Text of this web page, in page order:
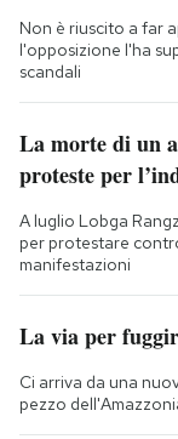
Non è riuscito a far
l'opposizione l'ha
scandali
La morte di un
proteste per
A luglio Lobga
per protestare
manifestazioni
La via per
Ci arriva da una
pezzo